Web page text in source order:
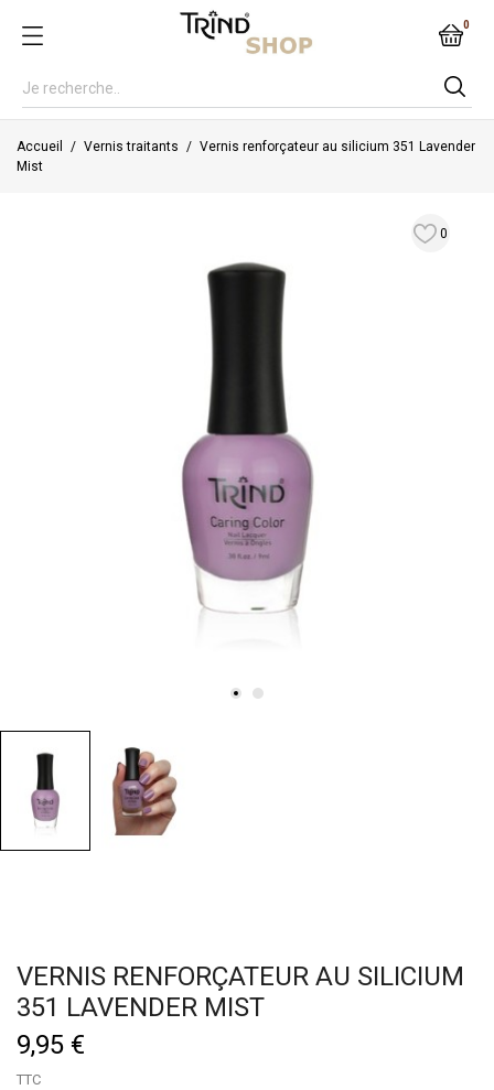
0
Accueil Vernis traitants
Vernis renforçateur au silicium 351 Lavender
Mist
0
VERNIS RENFORÇATEUR AU SILICIUM
351 LAVENDER MIST
9,95 €
TTC